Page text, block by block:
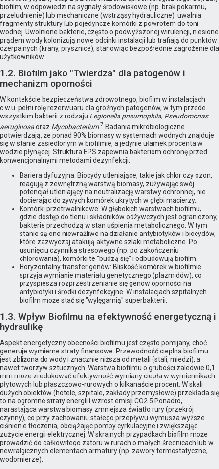
biofilm, w odpowiedzi na sygnały środowiskowe (np. brak pokarmu,
przeludnienie) lub mechaniczne (wstrząsy hydrauliczne), uwalnia
fragmenty struktury lub pojedyncze komórki z powrotem do toni
wodnej. Uwolnione bakterie, często o podwyższonej wirulencji, niesione
prądem wody kolonizują nowe odcinki instalacji lub trafiają do punktów
czerpalnych (krany, prysznice), stanowiąc bezpośrednie zagrożenie dla
użytkowników.
1.2. Biofilm jako "Twierdza" dla patogenów i
mechanizm oporności
W kontekście bezpieczeństwa zdrowotnego, biofilm w instalacjach
c.w.u. pełni rolę rezerwuaru dla groźnych patogenów, w tym przede
wszystkim bakterii z rodzaju Legionella pneumophila, Pseudomonas
aeruginosaoraz Mycobacterium.7 Badania mikrobiologiczne
potwierdzają, że ponad 90% biomasy w systemach wodnych znajduje
się w stanie zasiedlonym w biofilmie, a jedynie ułamek procenta w
wodzie płynącej. Struktura EPS zapewnia bakteriom ochronę przed
konwencjonalnymi metodami dezynfekcji:
Bariera dyfuzyjna: Biocydy utleniające, takie jak chlor czy ozon,
reagują z zewnętrzną warstwą biomasy, zużywając swój
potencjał utleniający na neutralizację warstwy ochronnej, nie
docierając do żywych komórek ukrytych w głębi macierzy.
Komórki przetrwalnikowe: W głębokich warstwach biofilmu,
gdzie dostęp do tlenu i składników odżywczych jest ograniczony,
bakterie przechodzą w stan uśpienia metabolicznego. W tym
stanie są one niewrażliwe na działanie antybiotyków i biocydów,
które zazwyczaj atakują aktywne szlaki metaboliczne. Po
usunięciu czynnika stresowego (np. po zakończeniu
chlorowania), komórki te "budzą się" i odbudowują biofilm.
Horyzontalny transfer genów: Bliskość komórek w biofilmie
sprzyja wymianie materiału genetycznego (plazmidów), co
przyspiesza rozprzestrzenianie się genów oporności na
antybiotyki i środki dezynfekcyjne. W instalacjach szpitalnych
biofilm może stać się "wylęgarnią" superbakterii.
1.3. Wpływ Biofilmu na efektywność energetyczną i
hydraulikę
Aspekt energetyczny obecności biofilmu jest często pomijany, choć
generuje wymierne straty finansowe. Przewodność cieplna biofilmu
jest zbliżona do wody i znacznie niższa od metali (stali, miedzi), a
nawet tworzyw sztucznych. Warstwa biofilmu o grubości zaledwie 0,1
mm może zredukować efektywność wymiany ciepła w wymiennikach
płytowych lub płaszczowo-rurowych o kilkanaście procent. W skali
dużych obiektów (hotele, szpitale, zakłady przemysłowe) przekłada się
to na ogromne straty energii i wzrost emisji CO2.5 Ponadto,
narastająca warstwa biomasy zmniejsza światło rury (przekrój
czynny), co przy zachowaniu stałego przepływu wymusza wyższe
ciśnienie tłoczenia, obciążając pompy cyrkulacyjne i zwiększając
zużycie energii elektrycznej. W skrajnych przypadkach biofilm może
prowadzić do całkowitego zatoru w rurach o małych średnicach lub w
newralgicznych elementach armatury (np. zawory termostatyczne,
wodomierze).